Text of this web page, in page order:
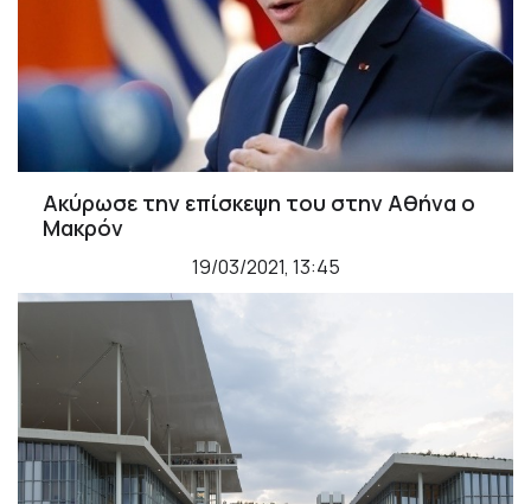
Ακύρωσε την επίσκεψη του στην Αθήνα ο
Μακρόν
19/03/2021, 13:45